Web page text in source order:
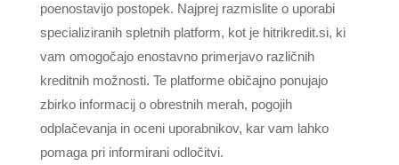
poenostavijo postopek. Najprej razmislite o uporabi
specializiranih spletnih platform, kot je hitrikredit.si, ki
vam omogočajo enostavno primerjavo različnih
kreditnih možnosti. Te platforme običajno ponujajo
zbirko informacij o obrestnih merah, pogojih
odplačevanja in oceni uporabnikov, kar vam lahko
pomaga pri informirani odločitvi.